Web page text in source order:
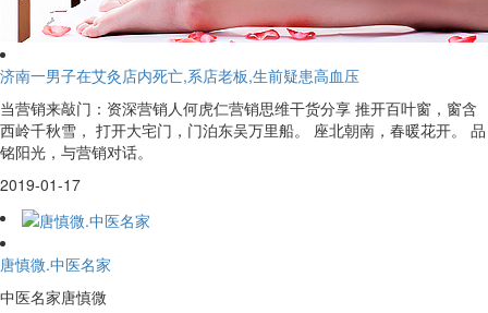
济南一男子在艾灸店内死亡,系店老板,生前疑患高血压
当营销来敲门：资深营销人何虎仁营销思维干货分享 推开百叶窗，窗含
西岭千秋雪， 打开大宅门，门泊东吴万里船。 座北朝南，春暖花开。 品
铭阳光，与营销对话。
2019-01-17
唐慎微.中医名家
中医名家唐慎微